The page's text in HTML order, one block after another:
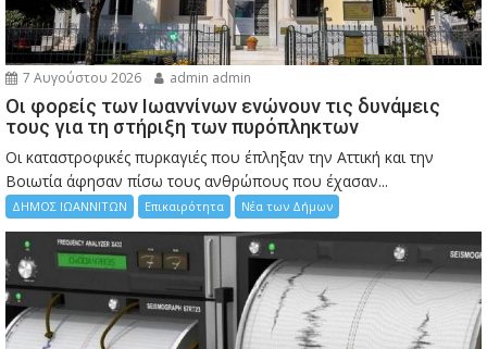
7 Αυγούστου 2026 admin admin
Οι φορείς των Ιωαννίνων ενώνουν τις δυνάμεις
τους για τη στήριξη των πυρόπληκτων
Οι καταστροφικές πυρκαγιές που έπληξαν την Αττική και την
Bοιωτία άφησαν πίσω τους ανθρώπους που έχασαν...
ΔΗΜΟΣ ΙΩΑΝΝΙΤΩΝ Επικαιρότητα Νέα των Δήμων